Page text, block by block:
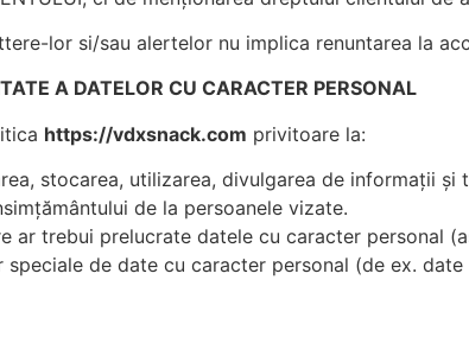
lor si/sau alertelor nu implica renuntarea la
A DATELOR CU CARACTER PERSONAL
https://vdxsnack.com privitoare la:
stocarea, utilizarea, divulgarea de informații
de la persoanele vizate.
ar trebui prelucrate datele cu caracter personal
de date cu caracter personal (de ex.